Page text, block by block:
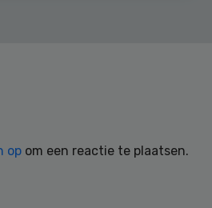
op om een reactie te plaatsen.